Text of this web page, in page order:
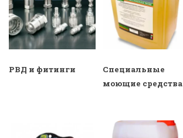
РВД и фитинги
Специальные
моющие средства